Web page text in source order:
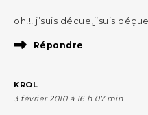
oh!!! j’suis décue,j’suis
Répondre
KROL
3 février 2010 à 16 h 07 min